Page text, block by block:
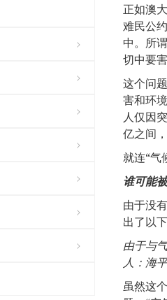
正如澳
难民公
中。所
切中要
这个问
害和环
人仅因
亿之间
就连“气
谁可能
由于没
出了以
由于与
人：海
虽然这